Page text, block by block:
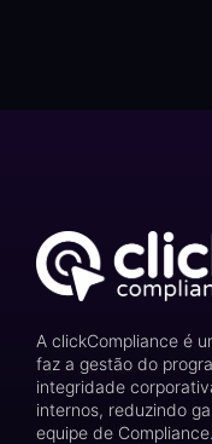
A clickCompliance é
faz a gestão do
integridade
internos, reduzindo
equipe de Compliance.